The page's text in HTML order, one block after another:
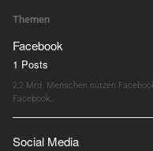
Themen
Facebook
1 Posts
2,2 Mrd. Menschen nutzen
Facebook…
Social Media